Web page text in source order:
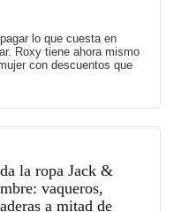
lo que cuesta en
Roxy tiene ahora mismo
con descuentos que
la ropa Jack &
vaqueros,
a mitad de